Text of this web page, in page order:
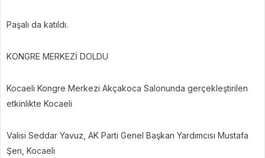
Paşalı da katıldı.
KONGRE MERKEZİ DOLDU
Kocaeli Kongre Merkezi Akçakoca Salonunda gerçekleştirilen
etkinlikte Kocaeli
Valisi Seddar Yavuz, AK Parti Genel Başkan Yardımcısı Mustafa
Şen, Kocaeli